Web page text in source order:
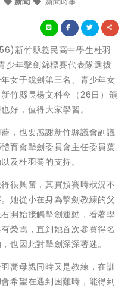
新竹縣義民高中學生杜羽
少年擊劍錦標賽代表隊選拔
女子銳劍第三名、青少年女
竹縣長楊文科今（26日）頒
好，值得大家學習。
，也要感謝新竹縣議會副議
育會擊劍委員會主任委員葉
及杜羽蕎的支持。
很興奮，其實預賽時狀況不
她從小在身為擊劍教練的父
開始接觸擊劍運動，看著學
榮焉，直到她首次參賽得名
也因此對擊劍深深著迷。
蕎母親同時又是教練，在訓
希望在遇到困難時，能得到